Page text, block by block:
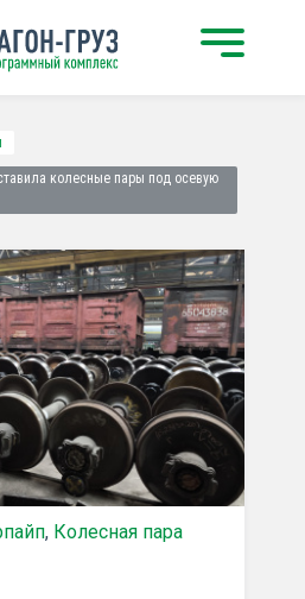
колесные пары под осевую
, Колесная пара